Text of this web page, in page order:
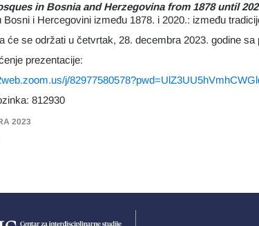
in Bosnia and Herzegovina from 1878 until
Bosni i Hercegovini između 1878. i 2020.: između
će se održati u četvrtak, 28. decembra 2023. godine sa
prezentacije:
j/
812930
2023